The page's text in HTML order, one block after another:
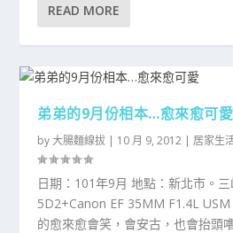
READ MORE
弟弟的9月份相本…愈來愈可愛
by大腸麵線拔 | 10 月 9, 2012 | 居家生
日期：101年9月 地點：新北市。三
5D2+Canon EF 35MM F1.4L
的愈來愈會笑，會安古，也會抬頭